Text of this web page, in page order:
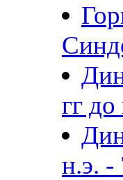
гг до
н.э. -